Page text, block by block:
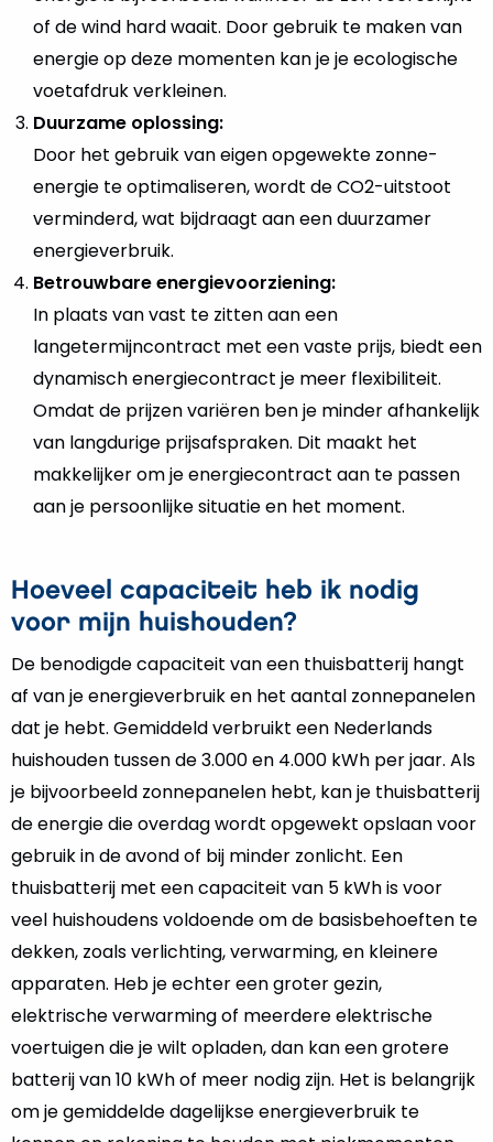
of de wind hard waait. Door gebruik te maken van
energie op deze momenten kan je je ecologische
voetafdruk verkleinen.
Duurzame oplossing:
Door het gebruik van eigen opgewekte zonne-
energie te optimaliseren, wordt de CO2-uitstoot
verminderd, wat bijdraagt aan een duurzamer
energieverbruik.
Betrouwbare energievoorziening:
In plaats van vast te zitten aan een
langetermijncontract met een vaste prijs, biedt een
dynamisch energiecontract je meer flexibiliteit.
Omdat de prijzen variëren ben je minder afhankelijk
van langdurige prijsafspraken. Dit maakt het
makkelijker om je energiecontract aan te passen
aan je persoonlijke situatie en het moment.
Hoeveel capaciteit heb ik nodig
voor mijn huishouden?
De benodigde capaciteit van een thuisbatterij hangt
af van je energieverbruik en het aantal zonnepanelen
dat je hebt. Gemiddeld verbruikt een Nederlands
huishouden tussen de 3.000 en 4.000 kWh per jaar. Als
je bijvoorbeeld zonnepanelen hebt, kan je thuisbatterij
de energie die overdag wordt opgewekt opslaan voor
gebruik in de avond of bij minder zonlicht. Een
thuisbatterij met een capaciteit van 5 kWh is voor
veel huishoudens voldoende om de basisbehoeften te
dekken, zoals verlichting, verwarming, en kleinere
apparaten. Heb je echter een groter gezin,
elektrische verwarming of meerdere elektrische
voertuigen die je wilt opladen, dan kan een grotere
batterij van 10 kWh of meer nodig zijn. Het is belangrijk
om je gemiddelde dagelijkse energieverbruik te